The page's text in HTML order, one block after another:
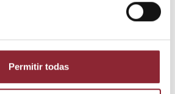
Permitir todas